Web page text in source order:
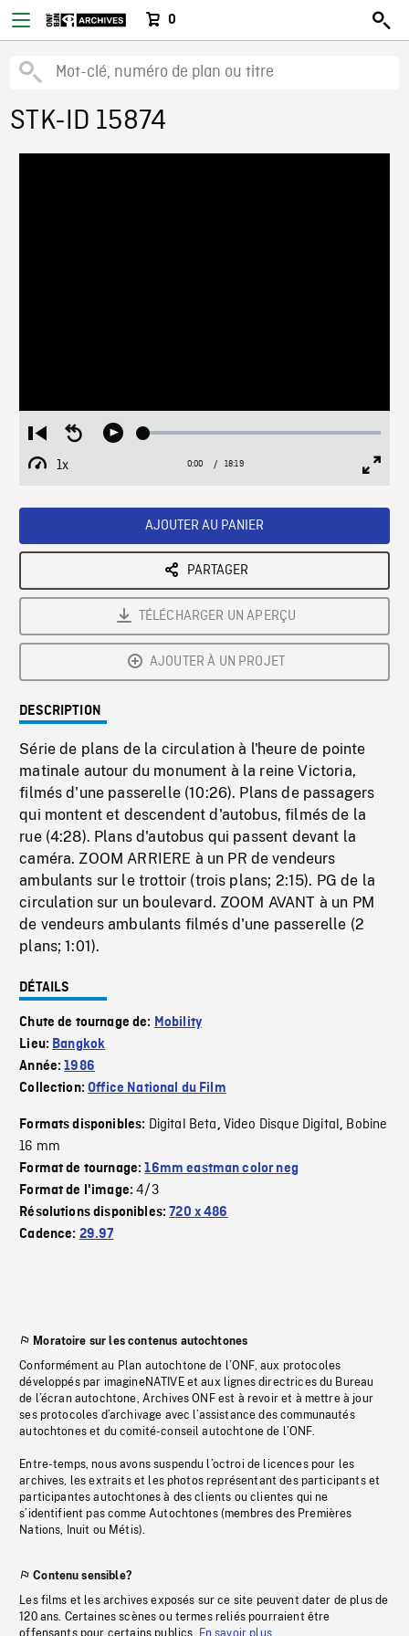
0
STK-ID 15874
Restart
from
beginning
Seek
Play Loaded:
1x
Playback
Current
0:00 / Duration
18:19
AJOUTER AU PANIER
PARTAGER
TÉLÉCHARGER UN APERÇU
AJOUTER À UN PROJET
DESCRIPTION
Série de plans de la circulation à l'heure de pointe
matinale autour du monument à la reine Victoria,
filmés d'une passerelle (10:26). Plans de passagers
qui montent et descendent d'autobus, filmés de la
rue (4:28). Plans d'autobus qui passent devant la
caméra. ZOOM ARRIERE à un PR de vendeurs
ambulants sur le trottoir (trois plans; 2:15). PG de la
circulation sur un boulevard. ZOOM AVANT à un PM
de vendeurs ambulants filmés d'une passerelle (2
plans; 1:01).
DÉTAILS
Chute de tournage de: Mobility
Lieu: Bangkok
Année:1986
Collection:Office National du Film
Formats disponibles: Digital Beta, Video Disque Digital, Bobine
16 mm
Format de tournage:16mm eastman color neg
Format de l'image:4/3
Résolutions disponibles:720 x 486
Cadence: 29.97
Moratoire sur les contenus autochtones
Conformément au Plan autochtone de l’ONF, aux protocoles
développés par imagineNATIVE et aux lignes directrices du Bureau
de l’écran autochtone, Archives ONF est à revoir et à mettre à jour
ses protocoles d’archivage avec l’assistance des communautés
autochtones et du comité-conseil autochtone de l’ONF.
Entre-temps, nous avons suspendu l’octroi de licences pour les
archives, les extraits et les photos représentant des participants et
participantes autochtones à des clients ou clientes qui ne
s’identifient pas comme Autochtones (membres des Premières
Nations, Inuit ou Métis).
Contenu sensible?
Les films et les archives exposés sur ce site peuvent dater de plus de
120 ans. Certaines scènes ou termes reliés pourraient être
offensants pour certains publics.
En savoir plus